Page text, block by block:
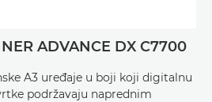
ADVANCE DX C7700
A3 uređaje u boji koji digitalnu
podržavaju naprednim